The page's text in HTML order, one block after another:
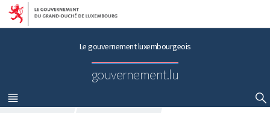
Aller au menu principal
Aller au contenu
Le gouvernement luxembourgeois
gouvernement.lu
MENU
PRINCIPAL
AFFICHER / MASQUER LA RECHERCHE